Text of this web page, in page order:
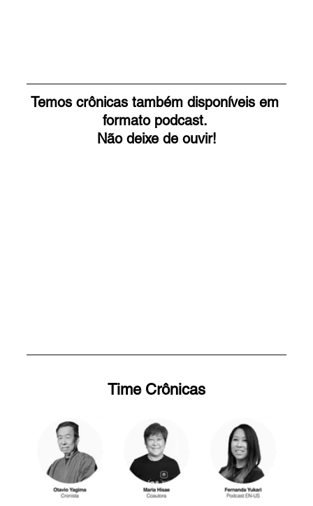
Temos crônicas também disponíveis em
formato podcast.
Não deixe de ouvir!
Time Crônicas